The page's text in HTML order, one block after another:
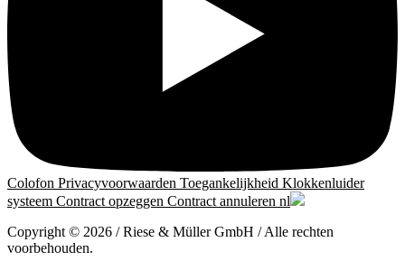
Colofon Privacyvoorwaarden Toegankelijkheid Klokkenluider
systeem Contract opzeggen Contract annuleren nl
Copyright © 2026 / Riese & Müller GmbH / Alle rechten
voorbehouden.